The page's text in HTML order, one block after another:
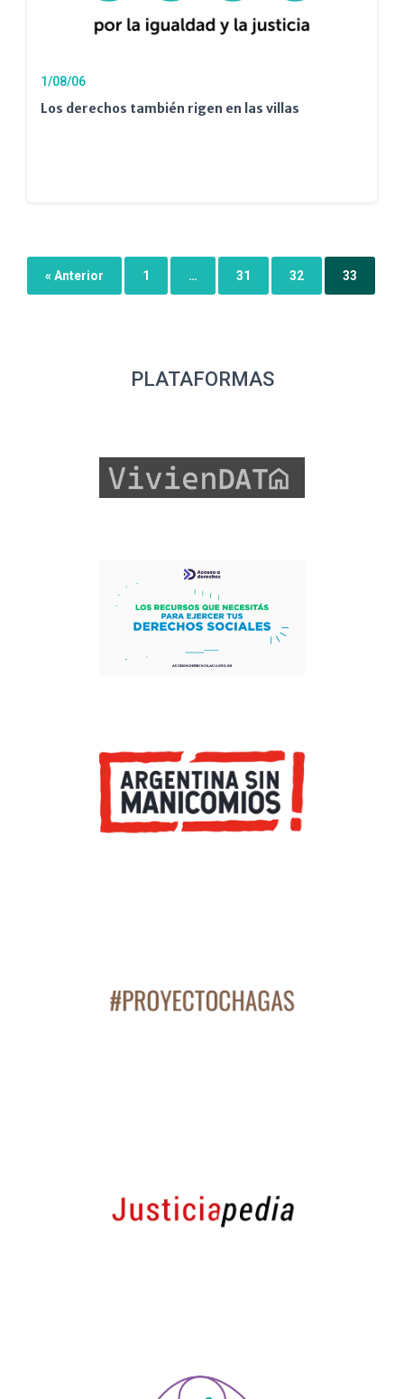
1/08/06
Los derechos también rigen en las villas
« Anterior 1 … 31 32 33
PLATAFORMAS